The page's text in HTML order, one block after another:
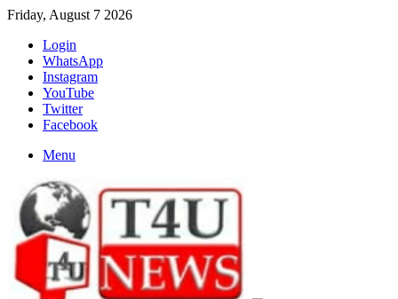
Friday, August 7 2026
Login
WhatsApp
Instagram
YouTube
Twitter
Facebook
Menu